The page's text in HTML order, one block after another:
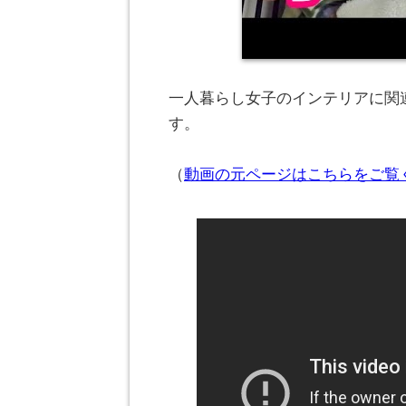
一人暮らし女子のインテリアに関
す。
（動画の元ページはこちらをご覧